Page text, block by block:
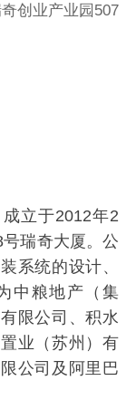
创业产业园507
立于2012年2
瑞奇大厦。公
系统的设计、
中粮地产（集
限公司、积水
业（苏州）有
公司及阿里巴